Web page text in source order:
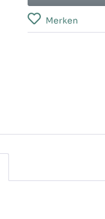
Merken